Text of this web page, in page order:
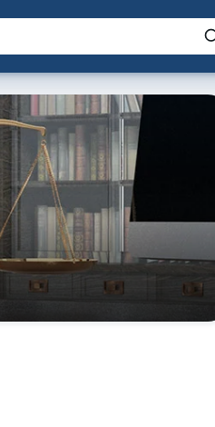
Fale com a IA Buscar no Jus